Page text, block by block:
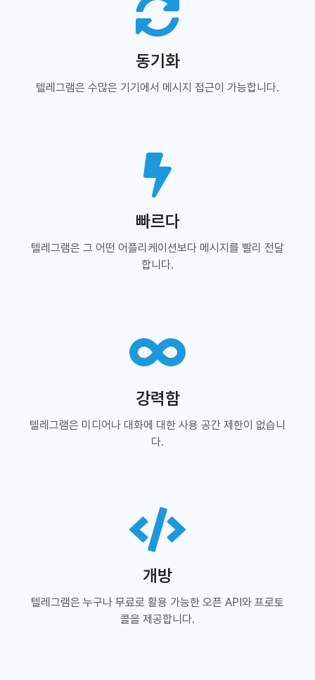
동기화
텔레그램은 수많은 기기에서 메시지 접근이 가능합니다.
빠르다
텔레그램은 그 어떤 어플리케이션보다 메시지를 빨리 전달
합니다.
강력함
텔레그램은 미디어나 대화에 대한 사용 공간 제한이 없습니
다.
개방
텔레그램은 누구나 무료로 활용 가능한 오픈 API와 프로토
콜을 제공합니다.